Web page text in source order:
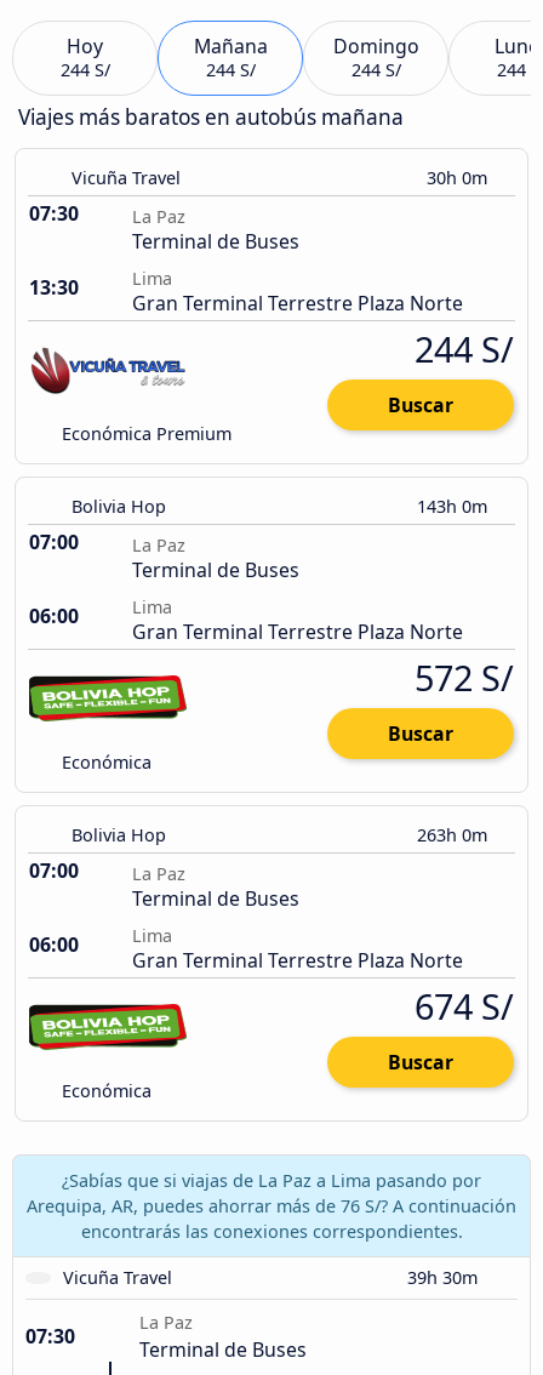
Hoy
244 S/
Mañana
244 S/
Domingo
244 S/ 244
Viajes más baratos en autobús mañana
Vicuña Travel 30h 0m
07:30 La Paz
Terminal de Buses
13:30
Lima
Gran Terminal Terrestre Plaza Norte
Económica Premium
244 S/
Buscar
Bolivia Hop 143h 0m
07:00 La Paz
Terminal de Buses
06:00
Lima
Gran Terminal Terrestre Plaza Norte
Económica
572 S/
Buscar
Bolivia Hop 263h 0m
07:00 La Paz
Terminal de Buses
06:00
Lima
Gran Terminal Terrestre Plaza Norte
Económica
674 S/
Buscar
¿Sabías que si viajas de La Paz a Lima pasando por
Arequipa, AR, puedes ahorrar más de 76 S/? A continuación
encontrarás las conexiones correspondientes.
Vicuña Travel
39h 30m
07:30
La Paz
Terminal de Buses